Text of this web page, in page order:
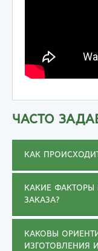
ЧАСТО
КАК
КАКИЕ
ЗАКАЗА?
КАКОВЫ
ИЗГОТОВЛЕНИЯ